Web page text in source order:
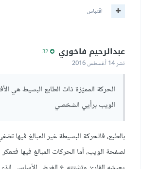
اقتباس
عبدالرحيم فاخوري
نشر14 أغسطس 2016
الحركة المميّزة ذات الطابع البسيط هي
الويب برأيي الشخصي
بالطبع، فالحركة البسيطة غير المبالغ فيها
لصفحة الويب، أما الحركات المبالغ فيها